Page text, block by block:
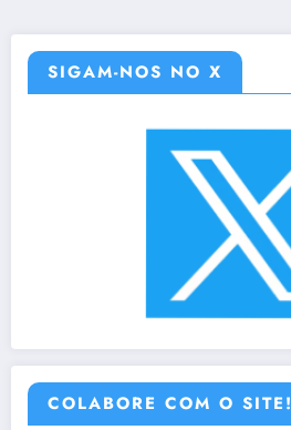
SIGAM-NOS NO X
COLABORE COM O SITE!